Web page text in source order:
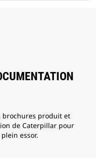
brochures produit et
de Caterpillar pour
essor.